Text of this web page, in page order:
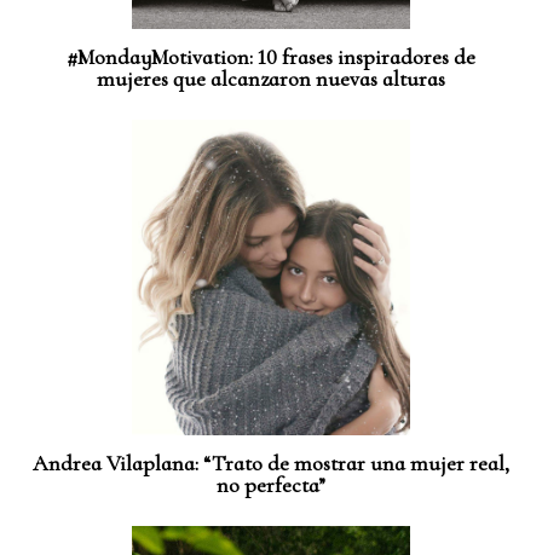
#MondayMotivation: 10 frases inspiradores de
mujeres que alcanzaron nuevas alturas
Andrea Vilaplana: “Trato de mostrar una mujer real,
no perfecta”